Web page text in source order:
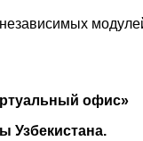
офис»
Узбекистана.